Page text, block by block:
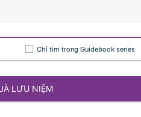
Chỉ tìm trong Guidebook series
LƯU NIỆM